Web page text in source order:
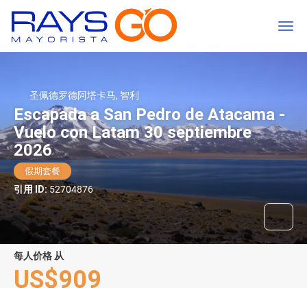
圣佩德罗德阿塔卡马, 智利
Escapada a San Pedro de Atacama -
Vuelo con Latam 30 septiembre
2026
假期套餐
引用 ID:52704876
每人价格 从
US$909